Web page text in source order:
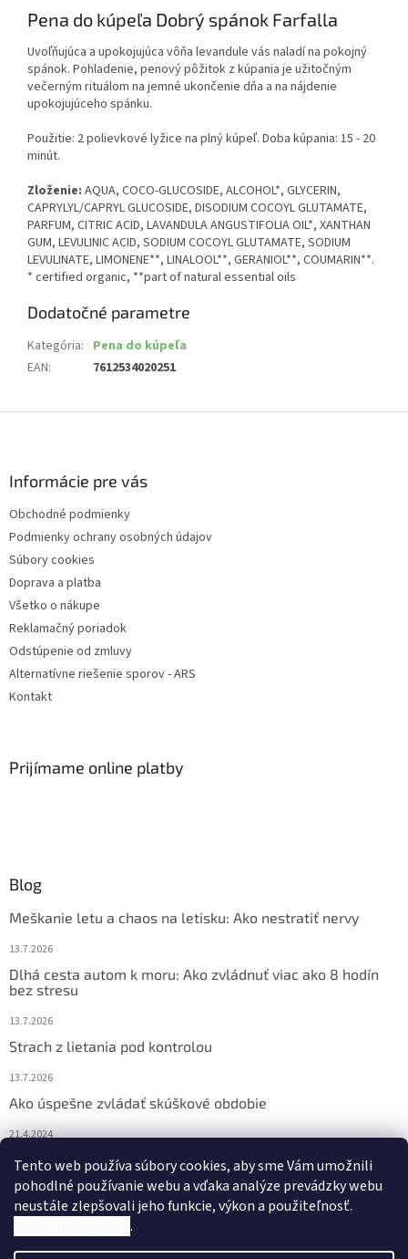
Tento web používa súbory cookies, aby sme Vám umožnili
pohodlné používanie webu a vďaka analýze prevádzky webu
neustále zlepšovali jeho funkcie, výkon a použiteľnosť.
.
Pena do kúpeľa Dobrý spánok Farfalla
Uvoľňujúca a upokojujúca vôňa levandule vás naladí na pokojný
spánok. Pohladenie, penový pôžitok z kúpania je užitočným
večerným rituálom na jemné ukončenie dňa a na nájdenie
upokojujúceho spánku.
Použitie: 2 polievkové lyžice na plný kúpeľ. Doba kúpania: 15 - 20
minút.
Zloženie: AQUA, COCO-GLUCOSIDE, ALCOHOL*, GLYCERIN,
CAPRYLYL/CAPRYL GLUCOSIDE, DISODIUM COCOYL GLUTAMATE,
PARFUM, CITRIC ACID, LAVANDULA ANGUSTIFOLIA OIL*, XANTHAN
GUM, LEVULINIC ACID, SODIUM COCOYL GLUTAMATE, SODIUM
LEVULINATE, LIMONENE**, LINALOOL**, GERANIOL**, COUMARIN**.
* certified organic, **part of natural essential oils
Dodatočné parametre
Kategória: Pena do kúpeľa
EAN: 7612534020251
Informácie pre vás
Obchodné podmienky
Podmienky ochrany osobných údajov
Súbory cookies
Doprava a platba
Všetko o nákupe
Reklamačný poriadok
Odstúpenie od zmluvy
Alternatívne riešenie sporov - ARS
Kontakt
Prijímame online platby
Blog
Meškanie letu a chaos na letisku: Ako nestratiť nervy
13.7.2026
Dlhá cesta autom k moru: Ako zvládnuť viac ako 8 hodín
bez stresu
13.7.2026
Strach z lietania pod kontrolou
13.7.2026
Ako úspešne zvládať skúškové obdobie
21.4.2024
Nočné pocikávanie u detí – ako môžu pomôcť Bachove
esencie?
4.2.2024